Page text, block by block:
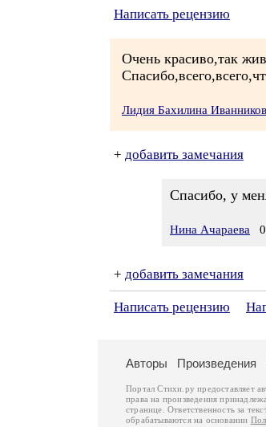
Написать рецензию
Очень красиво,так
Лидия Бахилина
+ добавить замечания
Спасибо, у
Нина Ачараева
+ добавить замечания
Написать рецензию
Авторы Произведения
Портал Стихи.ру предоставляет
права на произведения
странице. Ответственность за
обрабатываются на основании